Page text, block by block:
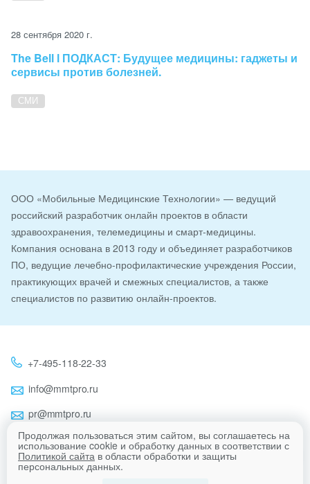
28 сентября 2020 г.
The Bell l ПОДКАСТ: Будущее медицины: гаджеты и
сервисы против болезней.
СМИ
ООО «Мобильные Медицинские Технологии» — ведущий
российский разработчик онлайн проектов в области
здравоохранения, телемедицины и смарт-медицины.
Компания основана в 2013 году и объединяет разработчиков
ПО, ведущие лечебно-профилактические учреждения России,
практикующих врачей и смежных специалистов, а также
специалистов по развитию онлайн-проектов.
+7-495-118-22-33
info@mmtpro.ru
pr@mmtpro.ru
Продолжая пользоваться этим сайтом, вы соглашаетесь на
использование cookie и обработку данных в соответствии с
Политикой сайта в области обработки и защиты
персональных данных.